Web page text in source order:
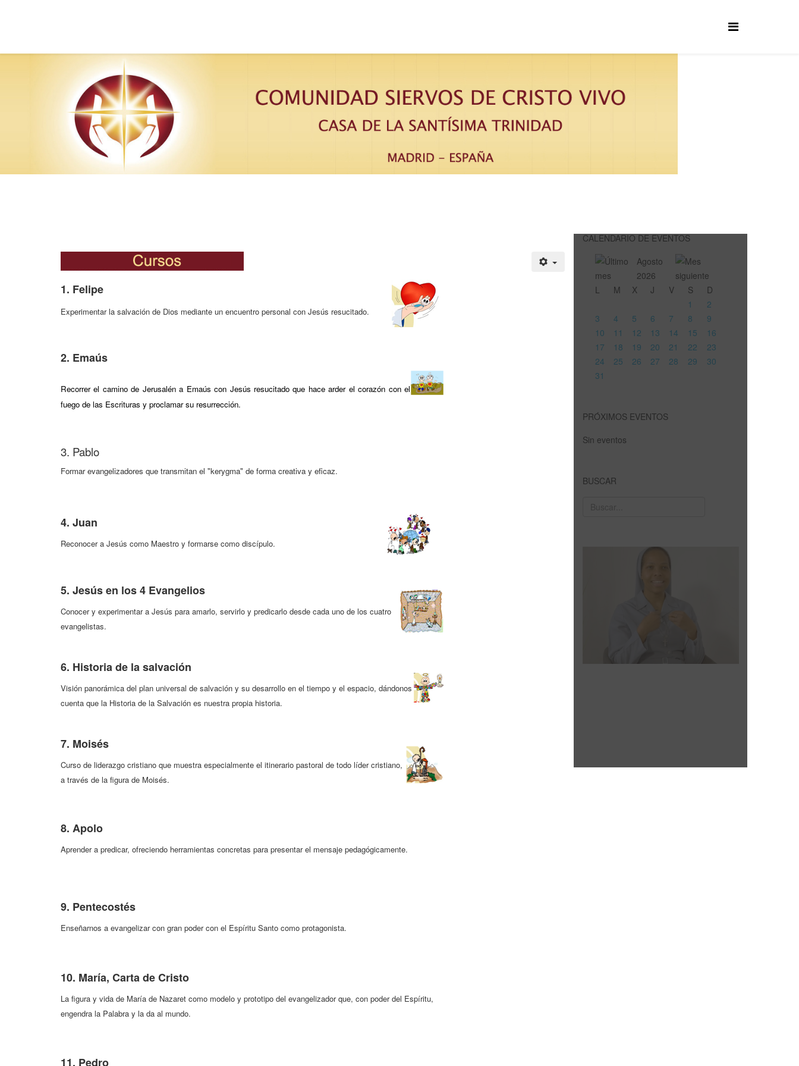
1. Felipe
Experimentar la salvación de Dios mediante un encuentro personal con Jesús resucitado.
2. Emaús
Recorrer el camino de Jerusalén a Emaús con Jesús resucitado que hace arder el corazón con el
fuego de las Escrituras y proclamar su resurrección.
3. Pablo
Formar evangelizadores que transmitan el "kerygma" de forma creativa y eficaz.
4. Juan
Reconocer a Jesús como Maestro y formarse como discípulo.
5. Jesús en los 4 Evangelios
Conocer y experimentar a Jesús para amarlo, servirlo y predicarlo desde cada uno de los cuatro
evangelistas.
6. Historia de la salvación
Visión panorámica del plan universal de salvación y su desarrollo en el tiempo y el espacio, dándonos
cuenta que la Historia de la Salvación es nuestra propia historia.
7. Moisés
Curso de liderazgo cristiano que muestra especialmente el itinerario pastoral de todo líder cristiano,
a través de la figura de Moisés.
8. Apolo
Aprender a predicar, ofreciendo herramientas concretas para presentar el mensaje pedagógicamente.
9. Pentecostés
Enseñarnos a evangelizar con gran poder con el Espíritu Santo como protagonista.
10. María, Carta de Cristo
La figura y vida de María de Nazaret como modelo y prototipo del evangelizador que, con poder del Espíritu,
engendra la Palabra y la da al mundo.
11. Pedro
CALENDARIO DE EVENTOS
Agosto
2026
L
M X J V S
D
1
2
3
4 5 6 7 8
9
10
11 12 13 14 15
16
17
18 19 20 21 22
23
24
25 26 27 28 29
30
31
PRÓXIMOS EVENTOS
Sin eventos
BUSCAR